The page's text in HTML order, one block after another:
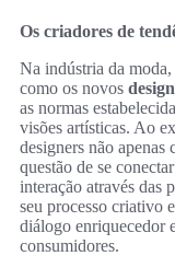
Os criadores de
Na indústria da moda,
como os novos
as normas
visões artísticas. Ao
designers não apenas
questão de se
interação através das
seu processo criativo
diálogo enriquecedor
consumidores.